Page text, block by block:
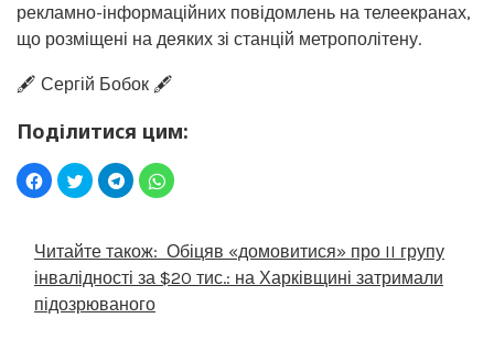
рекламно-інформаційних повідомлень на телеекранах,
що розміщені на деяких зі станцій метрополітену.
🖋️ Сергій Бобок 🖋️
Поділитися цим:
Читайте також: Обіцяв «домовитися» про II групу
інвалідності за $20 тис.: на Харківщині затримали
підозрюваного